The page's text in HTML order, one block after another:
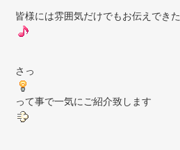
皆様には雰囲気だけでもお伝えでき
さっ
って事で一気にご紹介致します